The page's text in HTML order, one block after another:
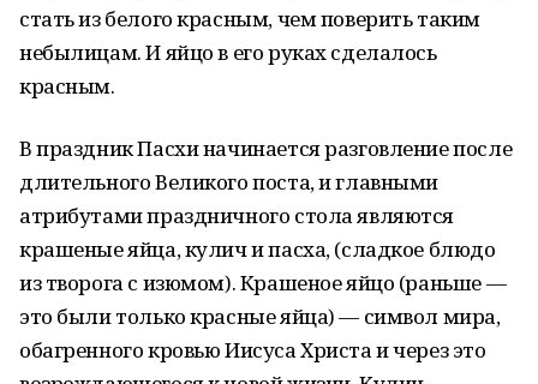
стать из белого крас­ным, чем поверить таким
небылицам. И яйцо в его руках сделалось
красным.
В праздник Пасхи начинается разговление после
длительного Великого поста, и главными
атрибутами праздничного стола являются
крашеные яйца, кулич и пасха, (сладкое блюдо
из творога с изюмом). Крашеное яйцо (раньше —
это были только красные яйца) — символ мира,
обагренного кровью Иисуса Христа и через это